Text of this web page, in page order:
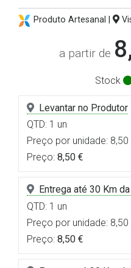
Produto Artesanal |
a partir de
Stock
Levantar no Produtor
QTD: 1 un
Preço por unidade: 8,50
Preço: 8,50 €
Entrega até 30 Km
QTD: 1 un
Preço por unidade: 8,50
Preço: 8,50 €